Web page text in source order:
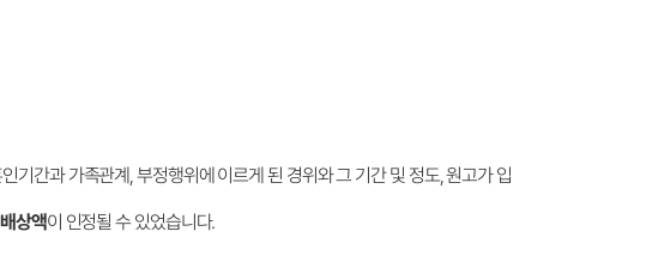
기간과 가족관계, 부정행위에 이르게 된 경위와 그 기간 및 정도, 원고가 입
상액이 인정될 수 있었습니다.